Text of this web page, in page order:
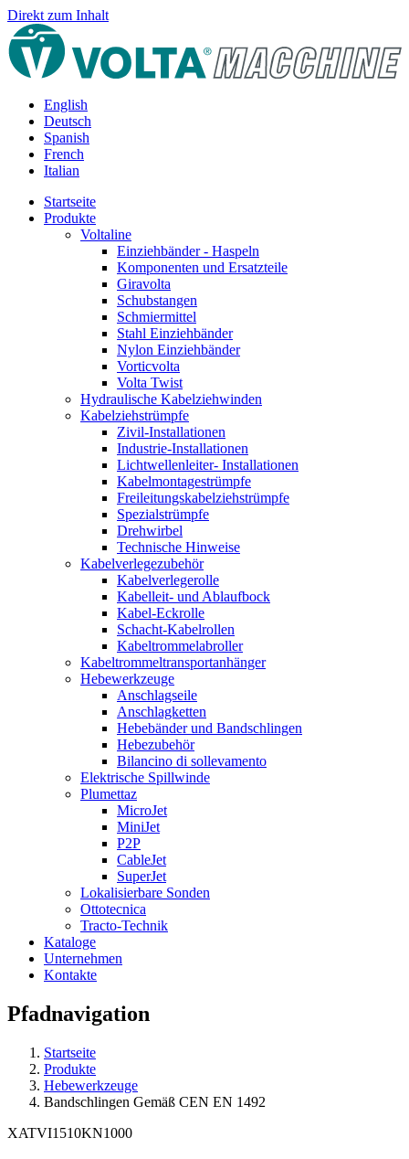
Direkt zum Inhalt
English
Deutsch
Spanish
French
Italian
Startseite
Produkte
Voltaline
Einziehbänder - Haspeln
Komponenten und Ersatzteile
Giravolta
Schubstangen
Schmiermittel
Stahl Einziehbänder
Nylon Einziehbänder
Vorticvolta
Volta Twist
Hydraulische Kabelziehwinden
Kabelziehstrümpfe
Zivil-Installationen
Industrie-Installationen
Lichtwellenleiter- Installationen
Kabelmontagestrümpfe
Freileitungskabelziehstrümpfe
Spezialstrümpfe
Drehwirbel
Technische Hinweise
Kabelverlegezubehör
Kabelverlegerolle
Kabelleit- und Ablaufbock
Kabel-Eckrolle
Schacht-Kabelrollen
Kabeltrommelabroller
Kabeltrommeltransportanhänger
Hebewerkzeuge
Anschlagseile
Anschlagketten
Hebebänder und Bandschlingen
Hebezubehör
Bilancino di sollevamento
Elektrische Spillwinde
Plumettaz
MicroJet
MiniJet
P2P
CableJet
SuperJet
Lokalisierbare Sonden
Ottotecnica
Tracto-Technik
Kataloge
Unternehmen
Kontakte
Pfadnavigation
Startseite
Produkte
Hebewerkzeuge
Bandschlingen Gemäß CEN EN 1492
XATVI1510KN1000